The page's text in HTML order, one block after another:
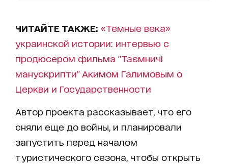
ЧИТАЙТЕ ТАКЖЕ: «Темные века»
украинской истории: интервью с
продюсером фильма "Таємничі
манускрипти" Акимом Галимовым о
Церкви и Государственности
Автор проекта рассказывает, что его
сняли еще до войны, и планировали
запустить перед началом
туристического сезона, чтобы открыть